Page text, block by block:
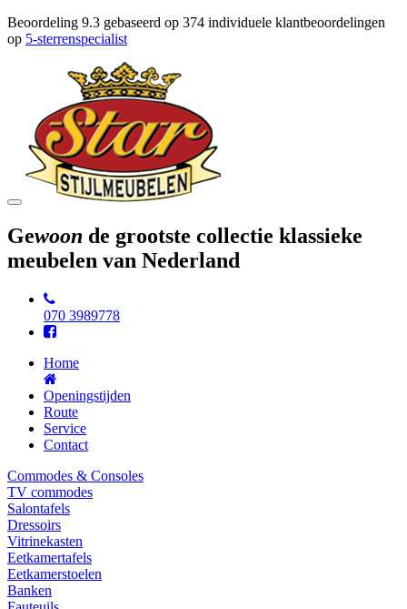
Beoordeling 9.3 gebaseerd op 374 individuele klantbeoordelingen
op 5-sterrenspecialist
Toggle
Gewoon de grootste collectie klassieke
meubelen van Nederland
070 3989778
Home
Openingstijden
Route
Service
Contact
Commodes & Consoles
TV commodes
Salontafels
Dressoirs
Vitrinekasten
Eetkamertafels
Eetkamerstoelen
Banken